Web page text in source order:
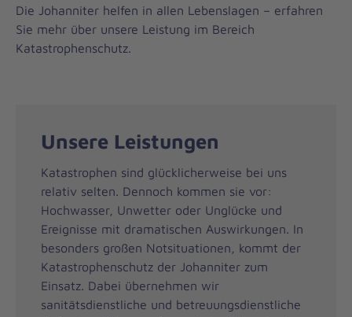
Die Johanniter helfen in allen Lebenslagen – erfahren
Sie mehr über unsere Leistung im Bereich
Katastrophenschutz.
Unsere Leistungen
Katastrophen sind glücklicherweise bei uns
relativ selten. Dennoch kommen sie vor:
Hochwasser, Unwetter oder Unglücke und
Ereignisse mit dramatischen Auswirkungen. In
besonders großen Notsituationen, kommt der
Katastrophenschutz der Johanniter zum
Einsatz. Dabei übernehmen wir
sanitätsdienstliche und betreuungsdienstliche